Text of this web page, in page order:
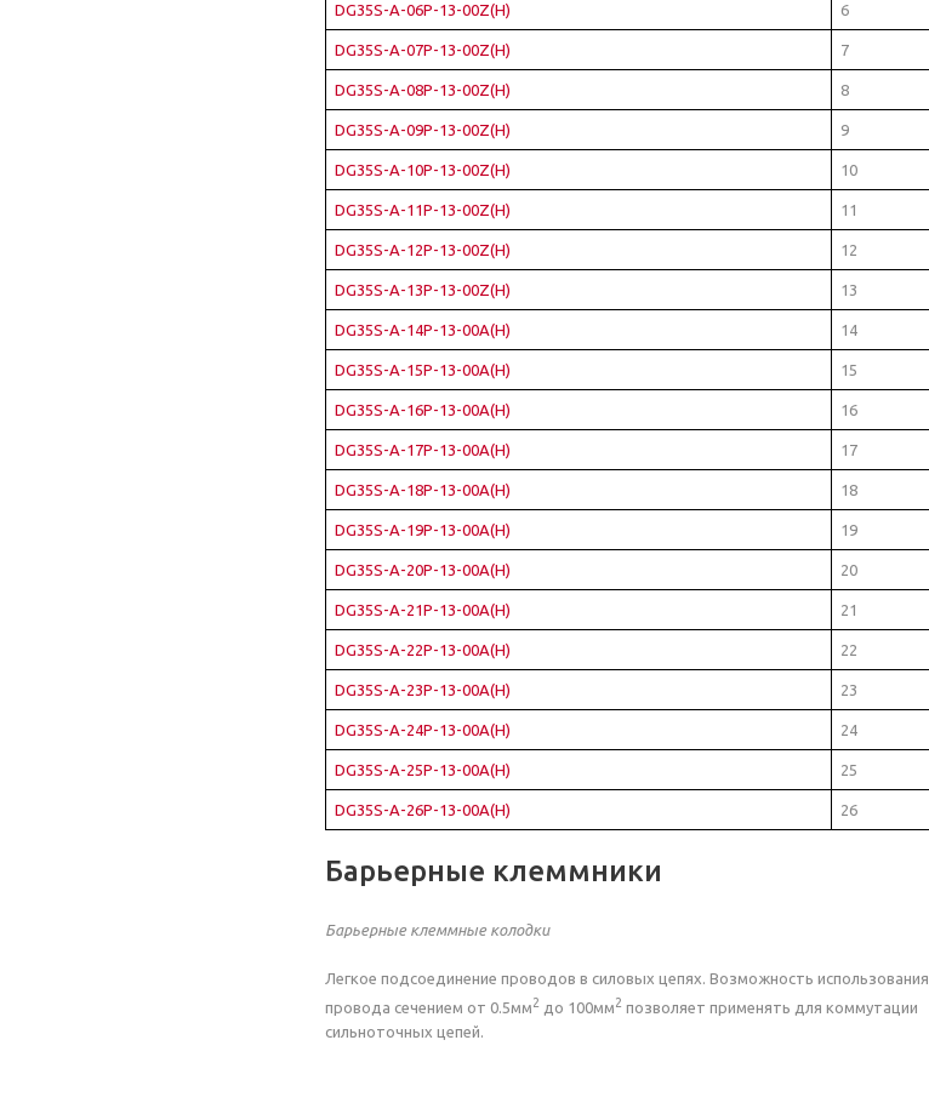
DG35S-A-06P-13-00Z(H) 6
DG35S-A-07P-13-00Z(H) 7
DG35S-A-08P-13-00Z(H) 8
DG35S-A-09P-13-00Z(H) 9
DG35S-A-10P-13-00Z(H) 10
DG35S-A-11P-13-00Z(H) 11
DG35S-A-12P-13-00Z(H) 12
DG35S-A-13P-13-00Z(H) 13
DG35S-A-14P-13-00A(H) 14
DG35S-A-15P-13-00A(H) 15
DG35S-A-16P-13-00A(H) 16
DG35S-A-17P-13-00A(H) 17
DG35S-A-18P-13-00A(H) 18
DG35S-A-19P-13-00A(H) 19
DG35S-A-20P-13-00A(H) 20
DG35S-A-21P-13-00A(H) 21
DG35S-A-22P-13-00A(H) 22
DG35S-A-23P-13-00A(H) 23
DG35S-A-24P-13-00A(H) 24
DG35S-A-25P-13-00A(H) 25
DG35S-A-26P-13-00A(H) 26
Барьерные клеммники
Барьерные клеммные колодки
Легкое подсоединение проводов в силовых цепях. Возможность использования
провода сечением от 0.5мм2 до 100мм2 позволяет применять для коммутации
сильноточных цепей.